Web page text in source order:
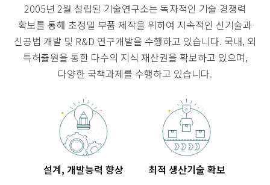
2005년 2월 설립된 기술연구소는 독자적인 기술 경쟁력
확보를 통해 초정밀 부품 제작을 위하여 지속적인 신기술과
신공법 개발 및 R&D 연구개발을 수행하고 있습니다. 국내, 외
특허출원을 통한 다수의 지식 재산권을 확보하고 있으며,
다양한 국책과제를 수행하고 있습니다.
설계, 개발능력 향상 최적 생산기술 확보